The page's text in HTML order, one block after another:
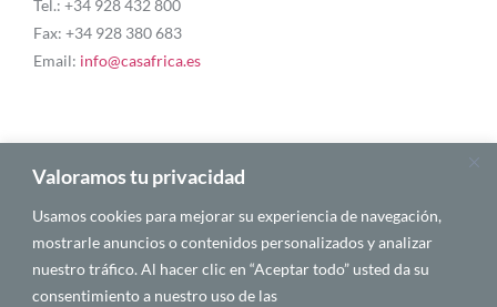
Valoramos tu privacidad
Usamos cookies para mejorar su experiencia de navegación,
mostrarle anuncios o contenidos personalizados y analizar
nuestro tráfico. Al hacer clic en “Aceptar todo” usted da su
consentimiento a nuestro uso de las
Tel.: +34 928 432 800
Fax: +34 928 380 683
Email: info@casafrica.es
Blog
About Us
Personalities